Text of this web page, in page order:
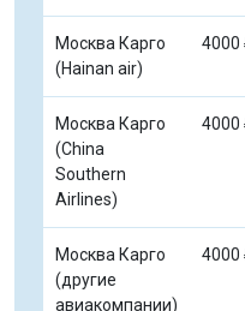
Москва Карго
(Hainan air)
4000
Москва Карго
(China
Southern
Airlines)
4000
Москва Карго
(другие
авиакомпании)
4000